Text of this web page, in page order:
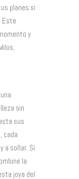
planes si
Este
y
sin
sus
cada
a soñar. Si
la
joya del